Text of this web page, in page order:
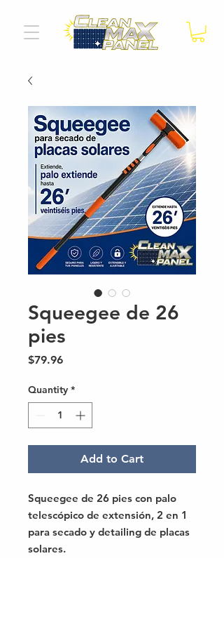
Squeegee de 26
pies
$79.96Price
Quantity *
Add to Cart
Squeegee de 26 pies con palo
telescópico de extensión, 2 en 1
para secado y detailing de placas
solares.